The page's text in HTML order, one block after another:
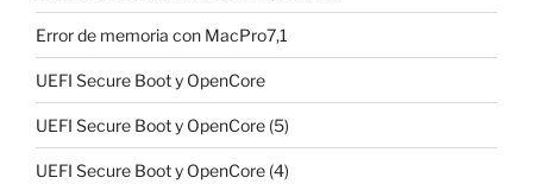
Error de memoria con MacPro7,1
UEFI Secure Boot y OpenCore
UEFI Secure Boot y OpenCore (5)
UEFI Secure Boot y OpenCore (4)